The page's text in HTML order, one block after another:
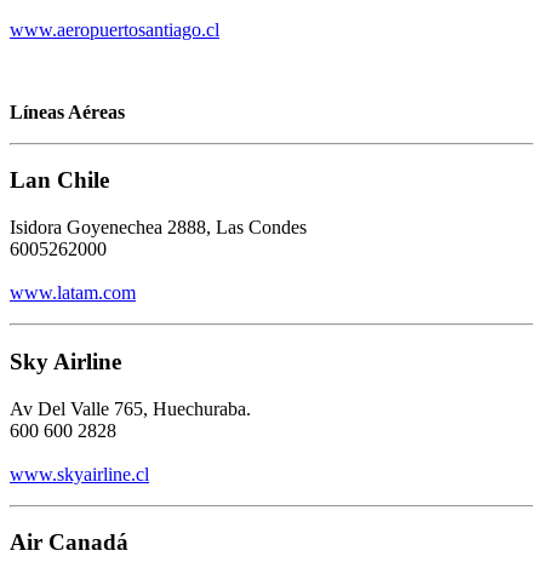
www.aeropuertosantiago.cl
Líneas Aéreas
Lan Chile
Isidora Goyenechea 2888, Las Condes
6005262000
www.latam.com
Sky Airline
Av Del Valle 765, Huechuraba.
600 600 2828
www.skyairline.cl
Air Canadá